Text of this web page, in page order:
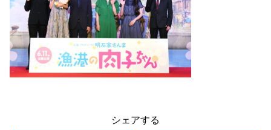
シェアする